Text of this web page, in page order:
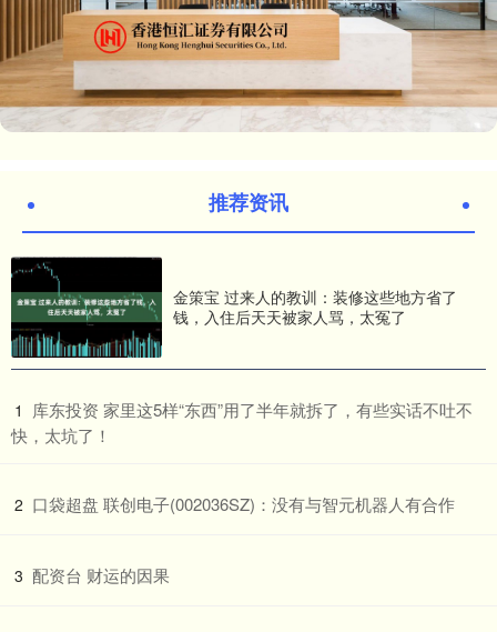
推荐资讯
金策宝 过来人的教训：装修这些地方省了
钱，入住后天天被家人骂，太冤了
1
​库东投资 家里这5样“东西”用了半年就拆了，有些实话不吐不
快，太坑了！
2 ​口袋超盘 联创电子(002036SZ)：没有与智元机器人有合作
3 ​配资台 财运的因果